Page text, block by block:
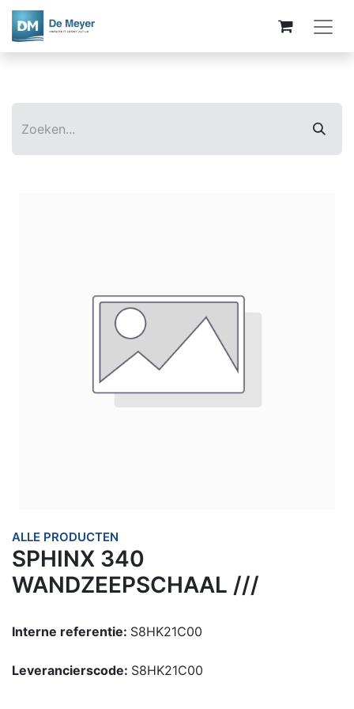
ALLE PRODUCTEN
SPHINX 340
WANDZEEPSCHAAL ///
Interne referentie: S8HK21C00
Leverancierscode: S8HK21C00